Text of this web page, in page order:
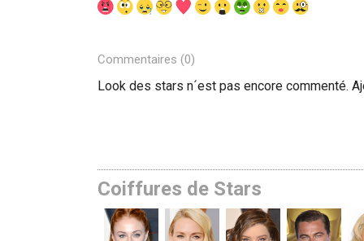
Commentaires (0)
Look des stars n´est pas encore commenté.
Coiffures de Stars